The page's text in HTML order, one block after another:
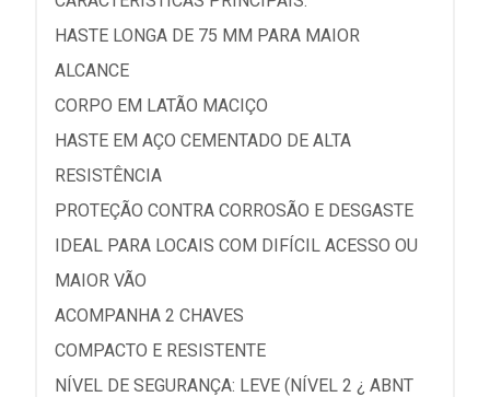
HASTE LONGA DE 75 MM PARA MAIOR
ALCANCE
CORPO EM LATÃO MACIÇO
HASTE EM AÇO CEMENTADO DE ALTA
RESISTÊNCIA
PROTEÇÃO CONTRA CORROSÃO E DESGASTE
IDEAL PARA LOCAIS COM DIFÍCIL ACESSO OU
MAIOR VÃO
ACOMPANHA 2 CHAVES
COMPACTO E RESISTENTE
NÍVEL DE SEGURANÇA: LEVE (NÍVEL 2 ¿ ABNT